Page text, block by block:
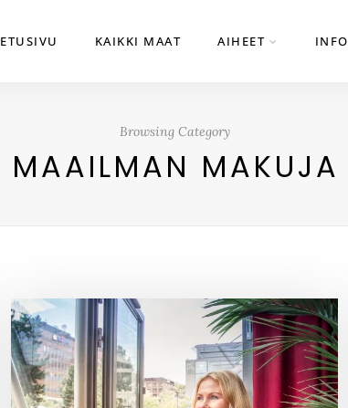
ETUSIVU KAIKKI MAAT AIHEET INFO
Browsing Category
MAAILMAN MAKUJA